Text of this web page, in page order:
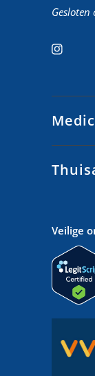
Veilige